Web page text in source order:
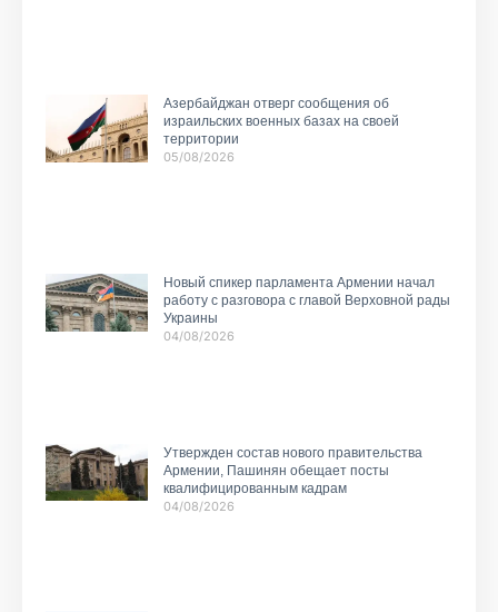
Азербайджан отверг сообщения об
израильских военных базах на своей
территории
05/08/2026
Новый спикер парламента Армении начал
работу с разговора с главой Верховной рады
Украины
04/08/2026
Утвержден состав нового правительства
Армении, Пашинян обещает посты
квалифицированным кадрам
04/08/2026